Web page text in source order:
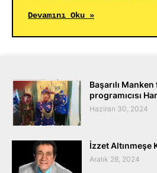
Devamını Oku »
Başarılı
programıcısı
Haziran 30, 2024
İzzet Altınmeşe
Aralık 28, 2024